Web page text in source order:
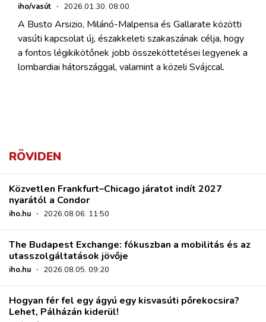
iho/vasút · 2026.01.30. 08:00
A Busto Arsizio, Milánó-Malpensa és Gallarate közötti
vasúti kapcsolat új, északkeleti szakaszának célja, hogy
a fontos légikikötőnek jobb összeköttetései legyenek a
lombardiai hátországgal, valamint a közeli Svájccal.
RÖVIDEN
Közvetlen Frankfurt–Chicago járatot indít 2027
nyarától a Condor
iho.hu · 2026.08.06. 11:50
The Budapest Exchange: fókuszban a mobilitás és az
utasszolgáltatások jövője
iho.hu · 2026.08.05. 09:20
Hogyan fér fel egy ágyú egy kisvasúti pőrekocsira?
Lehet, Pálházán kiderül!